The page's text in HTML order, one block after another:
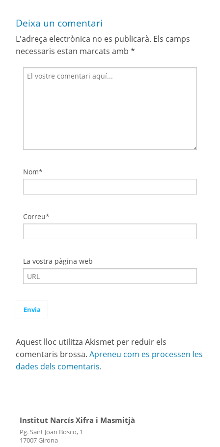
Deixa un comentari
L'adreça electrònica no es publicarà. Els camps
necessaris estan marcats amb *
Nom*
Correu*
La vostra pàgina web
Aquest lloc utilitza Akismet per reduir els
comentaris brossa. Apreneu com es processen les
dades dels comentaris.
Institut Narcís Xifra i Masmitjà
Pg. Sant Joan Bosco, 1
17007 Girona